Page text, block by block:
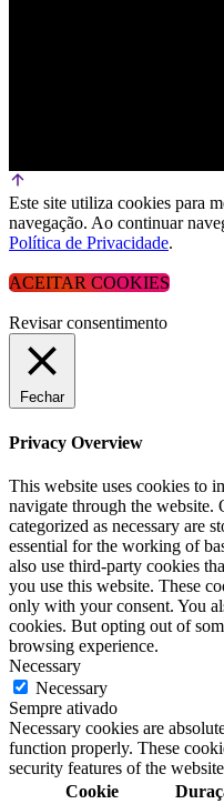
Este site utiliza cookies para
navegação. Ao continuar
Política de Privacidade.
ACEITAR COOKIES
Revisar consentimento
Fechar
Privacy Overview
This website uses cookies to
navigate through the website.
categorized as necessary are
essential for the working of
also use third-party cookies
you use this website. These
only with your consent. You
cookies. But opting out of
browsing experience.
Necessary
Necessary
Sempre ativado
Necessary cookies are
function properly. These
security features of the
Cookie